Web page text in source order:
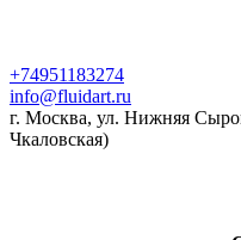
+74951183274
info@fluidart.ru
г. Москва, ул. Нижняя
Чкаловская)